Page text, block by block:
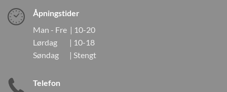
Åpningstider
Man - Fre | 10-20
Lørdag | 10-18
Søndag | Stengt
Telefon